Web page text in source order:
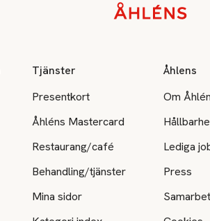
Tjänster
Presentkort
Åhléns Mastercard
Restaurang/café
Behandling/tjänster
Mina sidor
Åhlens
Om
Lediga
Press